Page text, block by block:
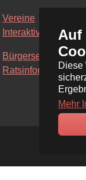
Auf
Diese
Mehr
Vereine
Interaktive Karte
Bürgerservice